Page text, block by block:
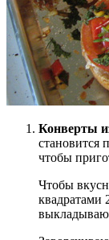
Конверты
становится
чтобы
Чтобы
квадратами